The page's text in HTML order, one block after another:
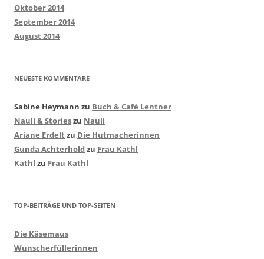
Oktober 2014
September 2014
August 2014
NEUESTE KOMMENTARE
Sabine Heymann zu Buch & Café Lentner
Nauli & Storieszu Nauli
Ariane Erdelt zu Die Hutmacherinnen
Gunda Achterholdzu Frau Kathl
Kathl zu Frau Kathl
TOP-BEITRÄGE UND TOP-SEITEN
Die Käsemaus
Wunscherfüllerinnen